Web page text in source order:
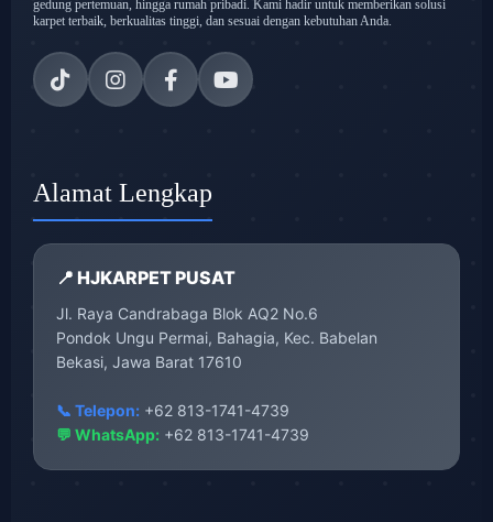
gedung pertemuan, hingga rumah pribadi. Kami hadir untuk memberikan solusi
karpet terbaik, berkualitas tinggi, dan sesuai dengan kebutuhan Anda.
Alamat Lengkap
📍 HJKARPET PUSAT
Jl. Raya Candrabaga Blok AQ2 No.6
Pondok Ungu Permai, Bahagia, Kec. Babelan
Bekasi, Jawa Barat 17610
📞 Telepon: +62 813-1741-4739
💬 WhatsApp: +62 813-1741-4739